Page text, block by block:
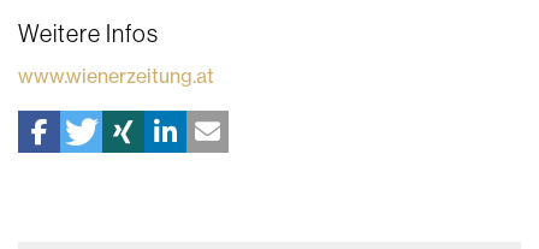
Weitere Infos
www.wienerzeitung.at